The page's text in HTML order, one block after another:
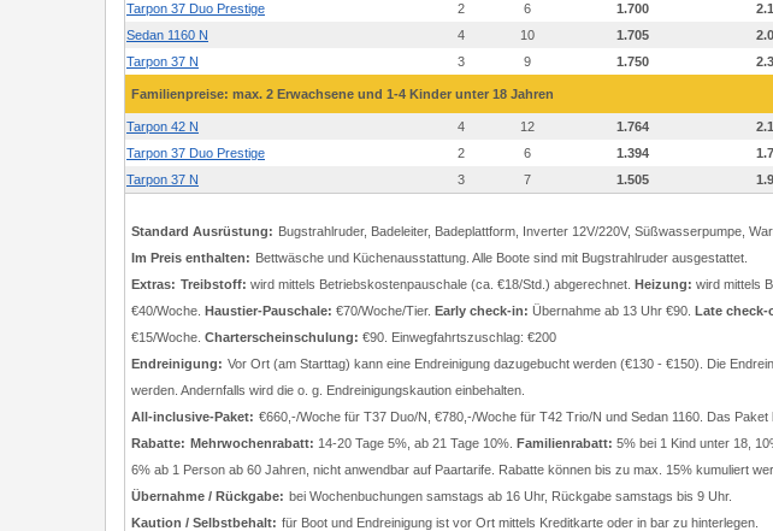
Tarpon 37 Duo Prestige
2 6 1.700
Sedan 1160 N
4 10 1.705
Tarpon 37 N
3 9 1.750
Familienpreise: max. 2 Erwachsene und 1-4 Kinder unter 18 Jahren
Tarpon 42 N 4 12 1.764
Tarpon 37 Duo Prestige
2 6 1.394
Tarpon 37 N
3 7 1.505
Standard Ausrüstung: Bugstrahlruder, Badeleiter, Badeplattform, Inverter 12V/220V, Süßwasserpumpe,
Im Preis enthalten: Bettwäsche und Küchenausstattung. Alle Boote sind mit Bugstrahlruder ausgestattet.
Extras: Treibstoff: wird mittels Betriebskostenpauschale (ca. €18/Std.) abgerechnet. Heizung: wird mittels
€40/Woche. Haustier-Pauschale: €70/Woche/Tier. Early check-in: Übernahme ab 13 Uhr €90. Late check-
€15/Woche. Charterscheinschulung: €90. Einwegfahrtszuschlag: €200
Endreinigung: Vor Ort (am Starttag) kann eine Endreinigung dazugebucht werden (€130 - €150). Die
werden. Andernfalls wird die o. g. Endreinigungskaution einbehalten.
All-inclusive-Paket: €660,-/Woche für T37 Duo/N, €780,-/Woche für T42 Trio/N und Sedan 1160. Das
Rabatte: Mehrwochenrabatt: 14-20 Tage 5%, ab 21 Tage 10%. Familienrabatt: 5% bei 1 Kind unter 18,
6% ab 1 Person ab 60 Jahren, nicht anwendbar auf Paartarife. Rabatte können bis zu max. 15% kumuliert
Übernahme / Rückgabe: bei Wochenbuchungen samstags ab 16 Uhr, Rückgabe samstags bis 9 Uhr.
Kaution / Selbstbehalt: für Boot und Endreinigung ist vor Ort mittels Kreditkarte oder in bar zu hinterlegen.